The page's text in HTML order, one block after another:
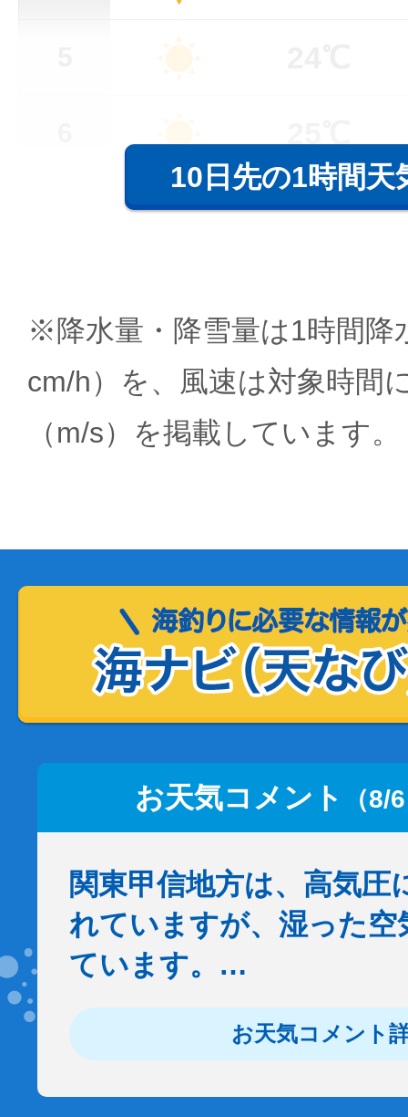
10日先の1時間天
※降水量・降雪量は1時間降
cm/h）を、風速は対象時間
（m/s）を掲載しています。
お天気コメント （8/
関東甲信地方は、高気圧
れていますが、湿った空
ています。…
お天気コメント